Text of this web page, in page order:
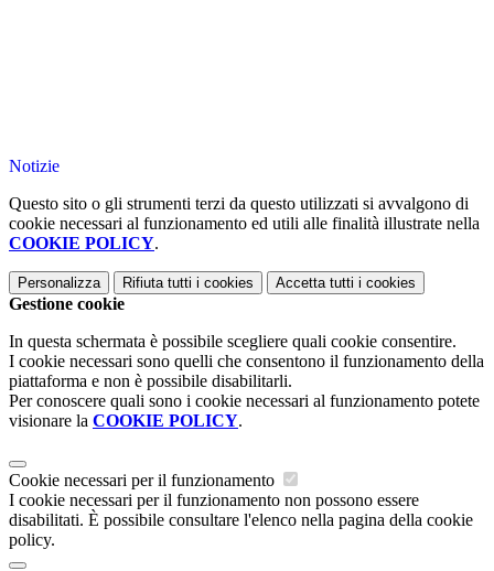
Notizie
Questo sito o gli strumenti terzi da questo utilizzati si avvalgono di
cookie necessari al funzionamento ed utili alle finalità illustrate nella
COOKIE POLICY.
Personalizza Rifiuta tutti i cookies Accetta tutti i cookies
Gestione cookie
In questa schermata è possibile scegliere quali cookie consentire.
I cookie necessari sono quelli che consentono il funzionamento della
piattaforma e non è possibile disabilitarli.
Per conoscere quali sono i cookie necessari al funzionamento potete
visionare la COOKIE POLICY.
Cookie necessari per il funzionamento
I cookie necessari per il funzionamento non possono essere
disabilitati. È possibile consultare l'elenco nella pagina della cookie
policy.